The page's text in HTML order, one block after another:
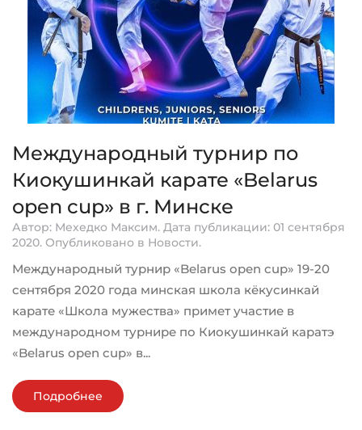
Международный турнир по
Киокушинкай карате «Belarus
open cup» в г. Минске
Автор: Мехедко Максим. Дата публикации: 01 сентября
2020. Опубликовано в Новости.
Международный турнир «Belarus open cup» 19-20
сентября 2020 года минская школа кёкусинкай
карате «Школа мужества» примет участие в
международном турнире по Киокушинкай каратэ
«Belarus open cup» в...
Подробнее